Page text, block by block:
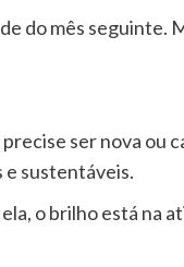
do mês seguinte.
ser nova ou
e sustentáveis.
o brilho está na